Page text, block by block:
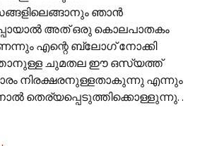
ഞാന്‍
അത് ഒരു കൊലപാതകം
എന്റെ ബ്ലോഗ് നോക്കി
ചുമതല ഈ ഒസ്യത്ത്
നിരക്ഷരനുള്ളതാകുന്നു എന്നും
തെര്യപ്പെടുത്തിക്കൊള്ളുന്നു. .